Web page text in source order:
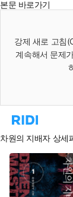
본문 바로가기
강제 새로 고침
계속해서 문제
리
홈
로
이
동
차원의 지배자 상세